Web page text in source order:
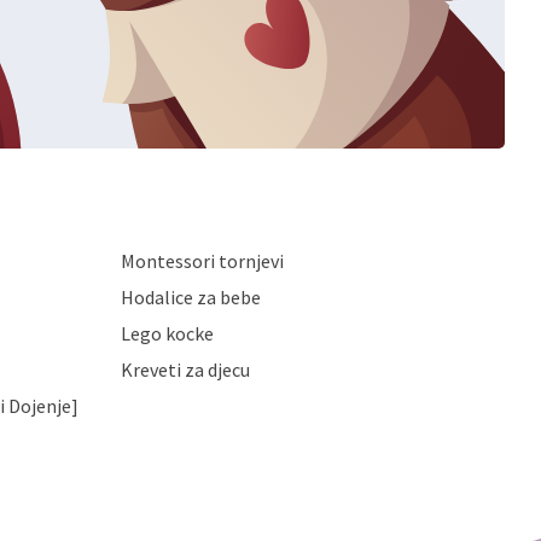
Montessori tornjevi
Hodalice za bebe
Lego kocke
Kreveti za djecu
Dojenje]